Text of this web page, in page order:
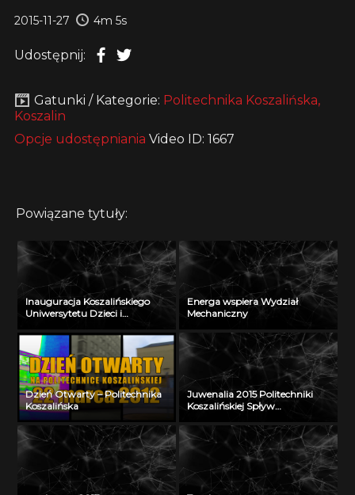
2015-11-27 4m 5s
Udostępnij:
Gatunki / Kategorie: Politechnika Koszalińska,
Koszalin
Opcje udostępniania Video ID: 1667
Powiązane tytuły:
Inauguracja Koszalińskiego
Uniwersytetu Dzieci i
Energa wspiera Wydział
Mechaniczny
Dzień Otwarty – Politechnika
Koszalińska
Juwenalia 2015 Politechniki
Koszalińskiej Spływ